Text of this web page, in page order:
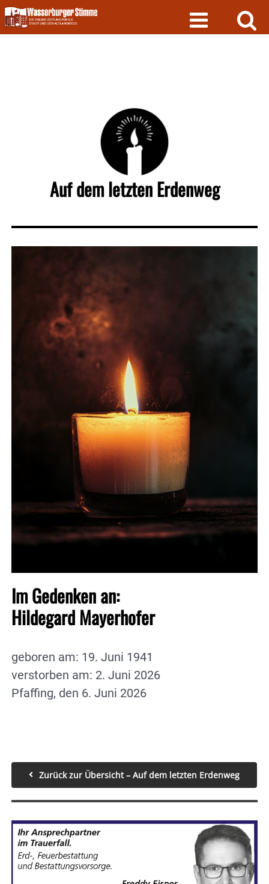
Skip
to
content
Auf dem letzten Erdenweg
Im Gedenken an:
Hildegard Mayerhofer
geboren am: 19. Juni 1941
verstorben am: 2. Juni 2026
Pfaffing, den 6. Juni 2026
Zurück zur Übersicht – Auf dem letzten Erdenweg